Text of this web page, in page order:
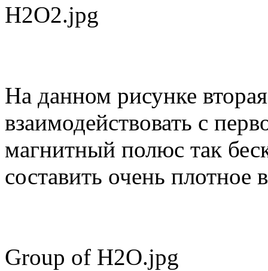
H2O2.jpg
На данном рисунке
взаимодействовать с
магнитный полюс так
составить очень плотное
Group of H2O.jpg